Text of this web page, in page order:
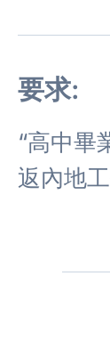
要求:
“高中畢
返內地